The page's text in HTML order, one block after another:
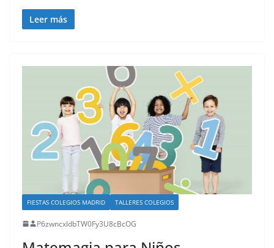
Leer más
FIESTAS COLEGIOS MADRID TALLERES COLEGIOS
P6zwncxIdbTW0Fy3U8cBcOG